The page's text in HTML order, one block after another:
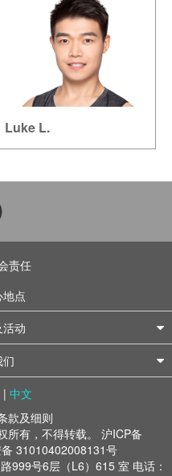
Luke L.
责任
点
动
们
| 中文
款及细则
有，不得转载。 沪ICP备
31010402008131号
999号6层（L6）615 室 电话：